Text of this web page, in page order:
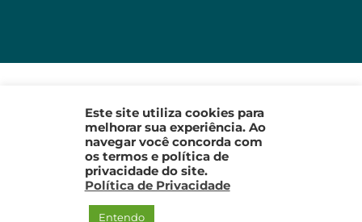
Este site utiliza cookies para
melhorar sua experiência. Ao
navegar você concorda com
os termos e política de
privacidade do site.
Política de Privacidade
Entendo